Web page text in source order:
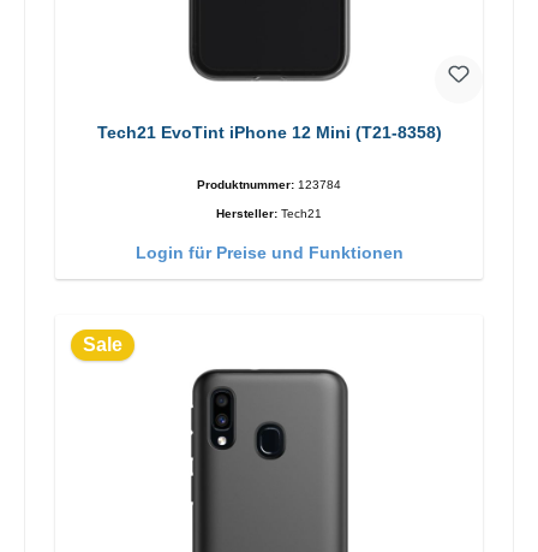
Tech21 EvoTint iPhone 12 Mini (T21-8358)
Produktnummer: 123784
Hersteller: Tech21
Login für Preise und Funktionen
Sale